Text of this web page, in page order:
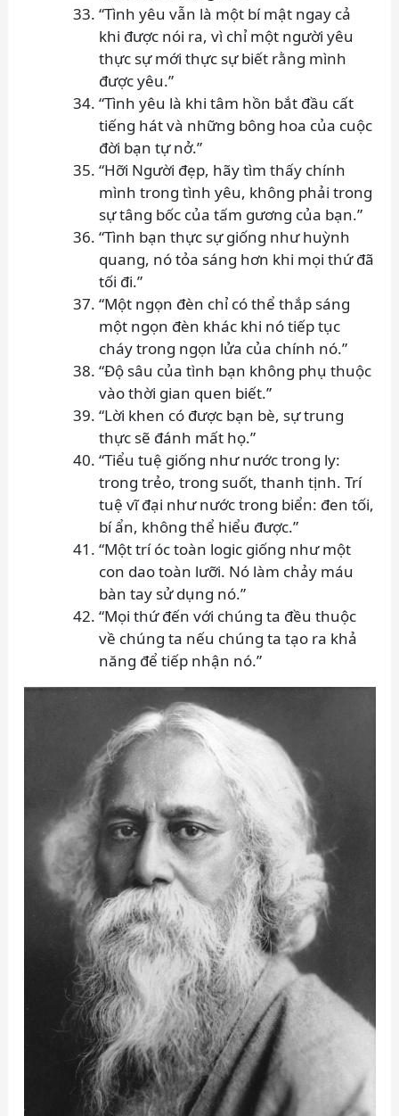
“Tình yêu vẫn là một bí mật ngay cả
khi được nói ra, vì chỉ một người yêu
thực sự mới thực sự biết rằng mình
được yêu.”
“Tình yêu là khi tâm hồn bắt đầu cất
tiếng hát và những bông hoa của cuộc
đời bạn tự nở.”
“Hỡi Người đẹp, hãy tìm thấy chính
mình trong tình yêu, không phải trong
sự tâng bốc của tấm gương của bạn.”
“Tình bạn thực sự giống như huỳnh
quang, nó tỏa sáng hơn khi mọi thứ đã
tối đi.”
“Một ngọn đèn chỉ có thể thắp sáng
một ngọn đèn khác khi nó tiếp tục
cháy trong ngọn lửa của chính nó.”
“Độ sâu của tình bạn không phụ thuộc
vào thời gian quen biết.”
“Lời khen có được bạn bè, sự trung
thực sẽ đánh mất họ.”
“Tiểu tuệ giống như nước trong ly:
trong trẻo, trong suốt, thanh tịnh. Trí
tuệ vĩ đại như nước trong biển: đen tối,
bí ẩn, không thể hiểu được.”
“Một trí óc toàn logic giống như một
con dao toàn lưỡi. Nó làm chảy máu
bàn tay sử dụng nó.”
“Mọi thứ đến với chúng ta đều thuộc
về chúng ta nếu chúng ta tạo ra khả
năng để tiếp nhận nó.”